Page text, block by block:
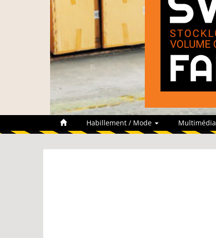
Habillement / Mode Multimédia